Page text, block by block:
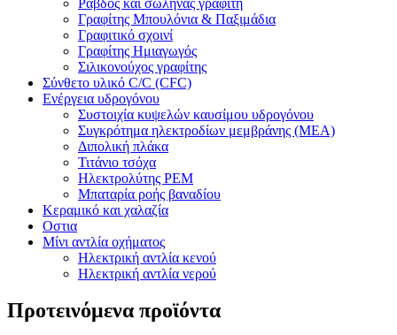
Γραφίτης Μπουλόνια & Παξιμάδια
Γραφιτικό σχοινί
Γραφίτης Ημιαγωγός
Σιλικονούχος γραφίτης
Σύνθετο υλικό C/C (CFC)
Ενέργεια υδρογόνου
Συστοιχία κυψελών καυσίμου υδρογόνου
Συγκρότημα ηλεκτροδίων μεμβράνης (MEA)
Διπολική πλάκα
Τιτάνιο τσόχα
Ηλεκτρολύτης PEM
Μπαταρία ροής βαναδίου
Κεραμικό και χαλαζία
Οστια
Μίνι αντλία οχήματος
Ηλεκτρική αντλία κενού
Ηλεκτρική αντλία νερού
Προτεινόμενα προϊόντα